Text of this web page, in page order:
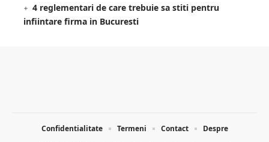
4 reglementari de care trebuie sa stiti pentru
infiintare firma in Bucuresti
Confidentialitate Termeni Contact Despre